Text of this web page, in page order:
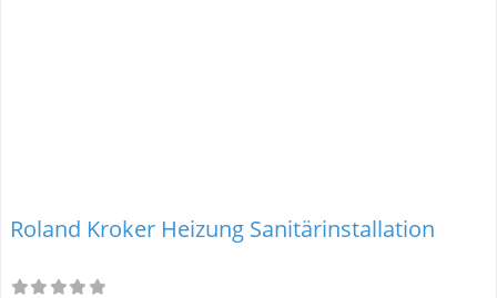
Roland Kroker Heizung Sanitärinstallation